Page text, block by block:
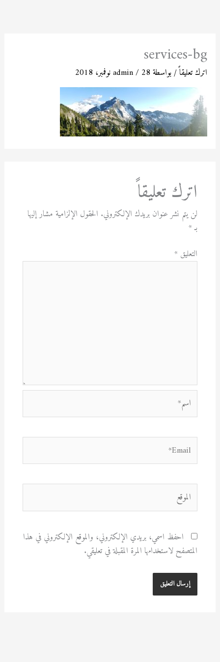
services-bg
اترك تعليقاً/ بواسطة admin/ 28 نوفمبر، 2018
اترك تعليقاً
لن يتم نشر عنوان بريدك الإلكتروني. الحقول الإلزامية مشار إليها
بـ*
التعليق *
اسم*
الموقع
احفظ اسمي، بريدي الإلكتروني، والموقع الإلكتروني في هذا
المتصفح لاستخدامها المرة المقبلة في تعليقي.